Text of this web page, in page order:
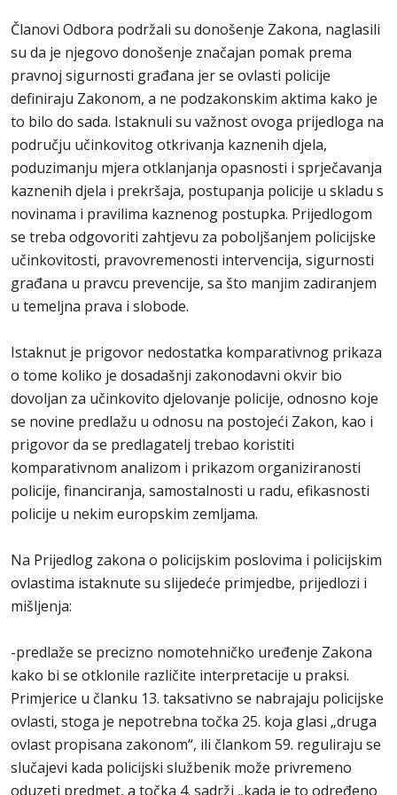
Članovi Odbora podržali su donošenje Zakona, naglasili
su da je njegovo donošenje značajan pomak prema
pravnoj sigurnosti građana jer se ovlasti policije
definiraju Zakonom, a ne podzakonskim aktima kako je
to bilo do sada. Istaknuli su važnost ovoga prijedloga na
području učinkovitog otkrivanja kaznenih djela,
poduzimanju mjera otklanjanja opasnosti i sprječavanja
kaznenih djela i prekršaja, postupanja policije u skladu s
novinama i pravilima kaznenog postupka. Prijedlogom
se treba odgovoriti zahtjevu za poboljšanjem policijske
učinkovitosti, pravovremenosti intervencija, sigurnosti
građana u pravcu prevencije, sa što manjim zadiranjem
u temeljna prava i slobode.
Istaknut je prigovor nedostatka komparativnog prikaza
o tome koliko je dosadašnji zakonodavni okvir bio
dovoljan za učinkovito djelovanje policije, odnosno koje
se novine predlažu u odnosu na postojeći Zakon, kao i
prigovor da se predlagatelj trebao koristiti
komparativnom analizom i prikazom organiziranosti
policije, financiranja, samostalnosti u radu, efikasnosti
policije u nekim europskim zemljama.
Na Prijedlog zakona o policijskim poslovima i policijskim
ovlastima istaknute su slijedeće primjedbe, prijedlozi i
mišljenja:
-predlaže se precizno nomotehničko uređenje Zakona
kako bi se otklonile različite interpretacije u praksi.
Primjerice u članku 13. taksativno se nabrajaju policijske
ovlasti, stoga je nepotrebna točka 25. koja glasi „druga
ovlast propisana zakonom“, ili člankom 59. reguliraju se
slučajevi kada policijski službenik može privremeno
oduzeti predmet, a točka 4. sadrži „kada je to određeno